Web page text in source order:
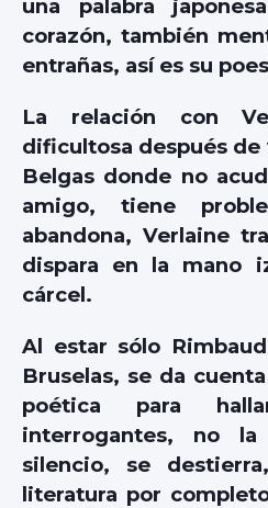
una palabra
corazón, también
entrañas, así es su
La relación con
dificultosa después de
Belgas donde no
amigo, tiene
abandona, Verlaine
dispara en la mano
cárcel.
Al estar sólo
Bruselas, se da
poética para
interrogantes, no
silencio, se
literatura por